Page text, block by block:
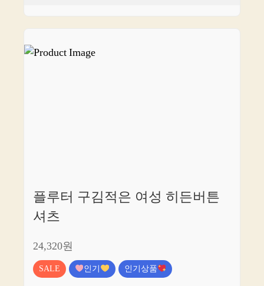
플루터 구김적은 여성 히든버튼
셔츠
24,320원
SALE 인기 인기상품